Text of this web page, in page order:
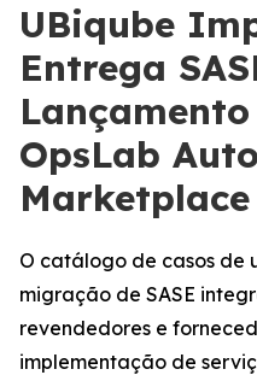
UBiqube
Entrega
Lançamento
OpsLab
Marketplace
O catálogo de casos de
migração de SASE
revendedores e
implementação de